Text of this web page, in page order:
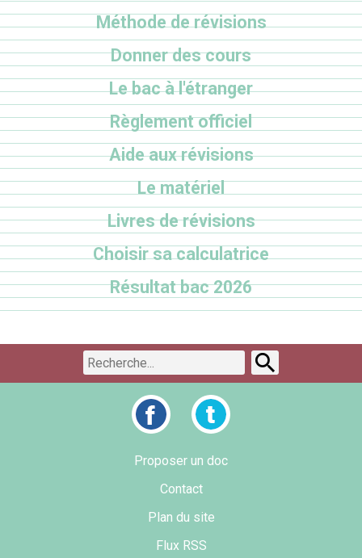
Méthode de révisions
Donner des cours
Le bac à l'étranger
Règlement officiel
Aide aux révisions
Le matériel
Livres de révisions
Choisir sa calculatrice
Résultat bac 2026
Proposer un doc
Contact
Plan du site
Flux RSS